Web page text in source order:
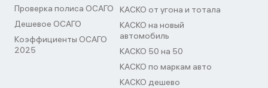
Проверка полиса ОСАГО
Дешевое ОСАГО
Коэффициенты ОСАГО
2025
КАСКО от угона и тотала
КАСКО на новый
автомобиль
КАСКО 50 на 50
КАСКО по маркам авто
КАСКО дешево